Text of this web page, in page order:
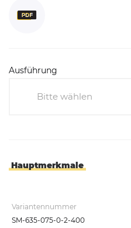
Bitte wählen
Ohne Pedal
Ausführung
Hauptmerkmale
Variantennummer
SM-635-075-0-2-400